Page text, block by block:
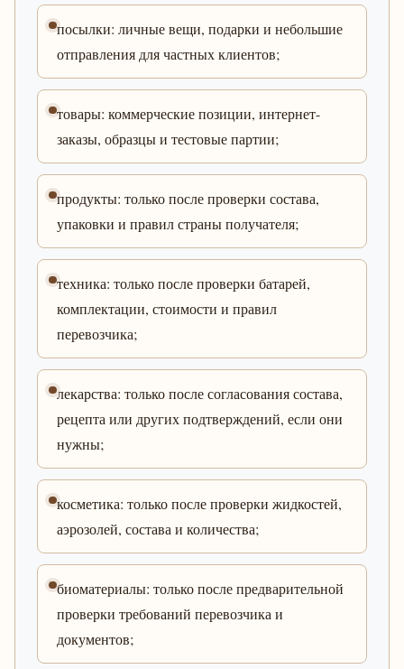
посылки: личные вещи, подарки и небольшие
отправления для частных клиентов;
товары: коммерческие позиции, интернет-
заказы, образцы и тестовые партии;
продукты: только после проверки состава,
упаковки и правил страны получателя;
техника: только после проверки батарей,
комплектации, стоимости и правил
перевозчика;
лекарства: только после согласования состава,
рецепта или других подтверждений, если они
нужны;
косметика: только после проверки жидкостей,
аэрозолей, состава и количества;
биоматериалы: только после предварительной
проверки требований перевозчика и
документов;